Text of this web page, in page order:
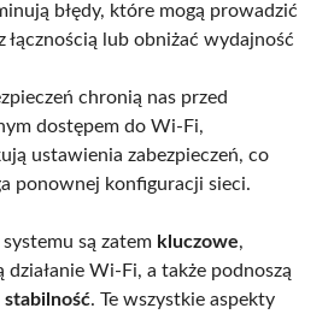
błędy, które mogą prowadzić
łącznością lub obniżać wydajność
chronią nas przed
dostępem do Wi-Fi,
ustawienia zabezpieczeń, co
ponownej konfiguracji sieci.
są zatem kluczowe,
Wi-Fi, a także podnoszą
stabilność. Te wszystkie aspekty